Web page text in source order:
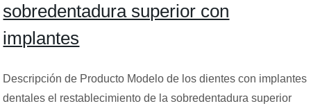
sobredentadura superior con
implantes
Descripción de Producto Modelo de los dientes con implantes
dentales el restablecimiento de la sobredentadura superior